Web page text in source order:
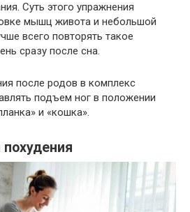
Суть этого упражнения
мышц живота и небольшой
всего повторять такое
сразу после сна.
после родов в комплекс
подъем ног в положении
и «кошка».